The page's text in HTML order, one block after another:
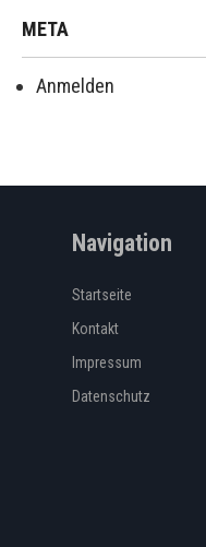
META
Anmelden
Navigation
Startseite
Kontakt
Impressum
Datenschutz